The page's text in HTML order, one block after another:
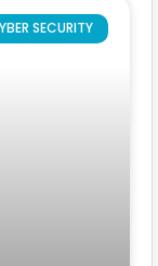
SECURITY